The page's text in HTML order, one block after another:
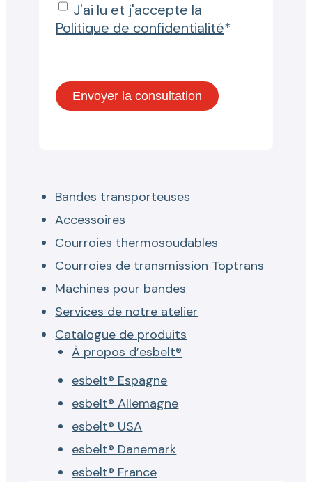
J'ai lu et j'accepte la
Politique de confidentialité*
Bandes transporteuses
Accessoires
Courroies thermosoudables
Courroies de transmission Toptrans
Machines pour bandes
Services de notre atelier
Catalogue de produits
À propos d’esbelt®
esbelt® Espagne
esbelt® Allemagne
esbelt® USA
esbelt® Danemark
esbelt® France